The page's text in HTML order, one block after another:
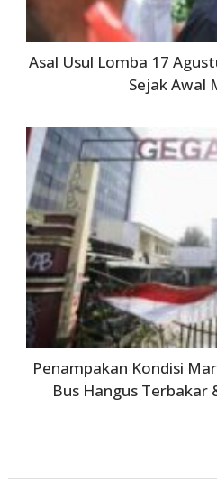
Asal Usul Lomba 17
Sejak Awal
Penampakan Kondisi
Bus Hangus Terbakar